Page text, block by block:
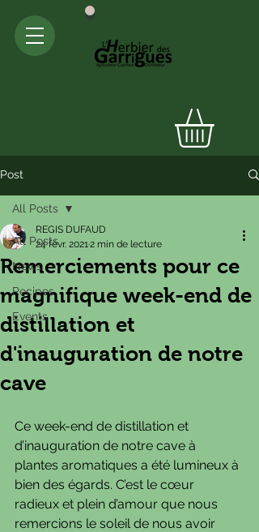
Post
All Posts
News
Recipes
Events
All Posts
Remerciements pour ce
magnifique week-end de
distillation et
d'inauguration de notre
cave
REGIS DUFAUD
24 févr. 20212 min de lecture
Ce week-end de distillation et
d’inauguration de notre cave à
plantes aromatiques a été lumineux à
bien des égards. C’est le cœur
radieux et plein d’amour que nous
remercions le soleil de nous avoir